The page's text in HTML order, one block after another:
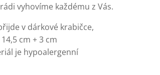
vyhovíme každému z Vás.
v dárkové krabičce,
cm + 3 cm
je hypoalergenní